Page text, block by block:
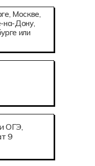
ОГЭ,
9
Москве,
на-Дону,
или